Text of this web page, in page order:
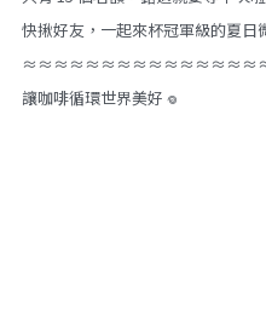
快揪好友，一起來杯冠軍級的夏日
讓咖啡循環世界美好 𖦹